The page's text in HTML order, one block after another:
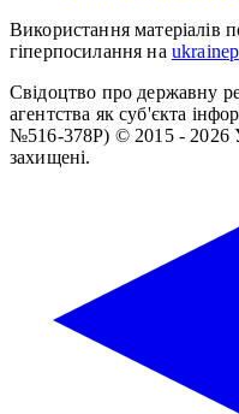
Використання матеріалів
гіперпосилання на
Свідоцтво про державну
агентства як суб'єкта
№516-378Р) © 2015 - 2026
захищені.